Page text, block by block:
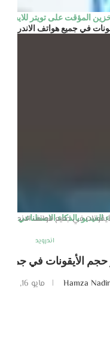
المؤقت على تويتر للايفون و
في جميع هواتف الاندرويد
في جميع هواتف الاندرويد
اندرويد
حجم الأيقونات في جميع
Hamza مايو 16, 2023